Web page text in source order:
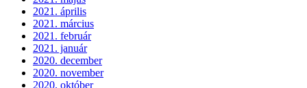
2021. április
2021. március
2021. február
2021. január
2020. december
2020. november
2020. október